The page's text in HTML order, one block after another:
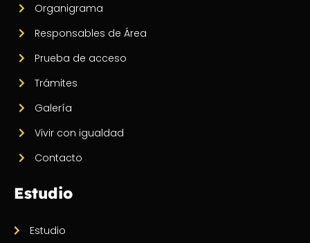
Organigrama
Responsables de Área
Prueba de acceso
Trámites
Galería
Vivir con igualdad
Contacto
Estudio
Estudio